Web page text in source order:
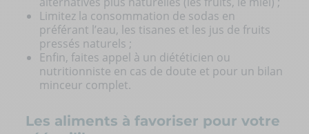
Limitez la consommation de sodas en
préférant l’eau, les tisanes et les jus de fruits
pressés naturels ;
Enfin, faites appel à un diététicien ou
nutritionniste en cas de doute et pour un bilan
minceur complet.
Les aliments à favoriser pour votre